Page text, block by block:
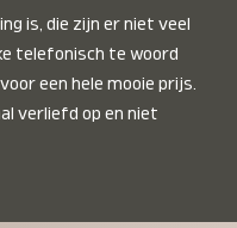
is, die zijn er niet veel
telefonisch te woord
een hele mooie prijs.
verliefd op en niet